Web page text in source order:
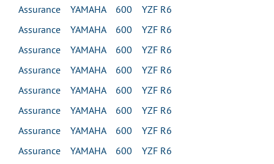
Assurance YAMAHA 600 YZF R6
Assurance YAMAHA 600 YZF R6
Assurance YAMAHA 600 YZF R6
Assurance YAMAHA 600 YZF R6
Assurance YAMAHA 600 YZF R6
Assurance YAMAHA 600 YZF R6
Assurance YAMAHA 600 YZF R6
Assurance YAMAHA 600 YZF R6